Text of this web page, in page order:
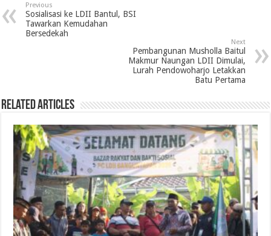
Previous
Sosialisasi ke LDII Bantul, BSI
Tawarkan Kemudahan
Bersedekah
Next
Pembangunan Musholla Baitul
Makmur Naungan LDII Dimulai,
Lurah Pendowoharjo Letakkan
Batu Pertama
Related Articles